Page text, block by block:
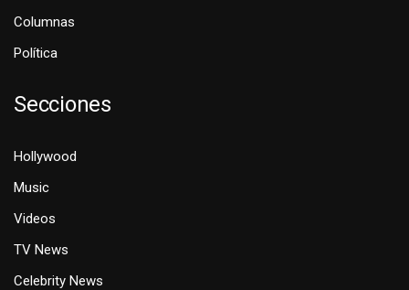
Columnas
Política
Secciones
Hollywood
Music
Videos
TV News
Celebrity News